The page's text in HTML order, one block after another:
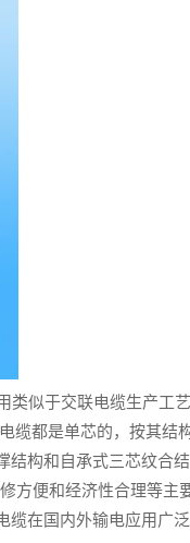
似于交联电缆生产工
缆都是单芯的，按其结
构和自承式三芯纹合
方便和经济性合理等主
在国内外输电应用广泛